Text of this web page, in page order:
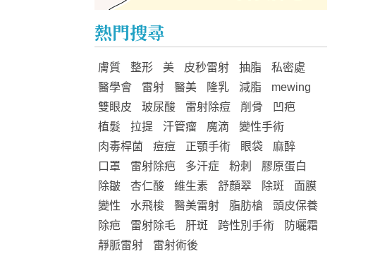
熱門搜尋
膚質 整形 美 皮秒雷射 抽脂
私密處
醫學會
雷射 醫美 隆乳 減脂
mewing
雙眼皮
玻尿酸 雷射除痘 削骨
凹疤
植髮
拉提 汗管瘤 魔滴
變性手術
肉毒桿菌
痘痘 正顎手術 眼袋
麻醉
口罩
雷射除疤 多汗症 粉刺
膠原蛋白
除皺
杏仁酸 維生素 舒顏翠 除斑
面膜
變性
水飛梭 醫美雷射 脂肪槍
頭皮保養
除疤
雷射除毛 肝斑 跨性別手術
防曬霜
靜脈雷射
雷射術後